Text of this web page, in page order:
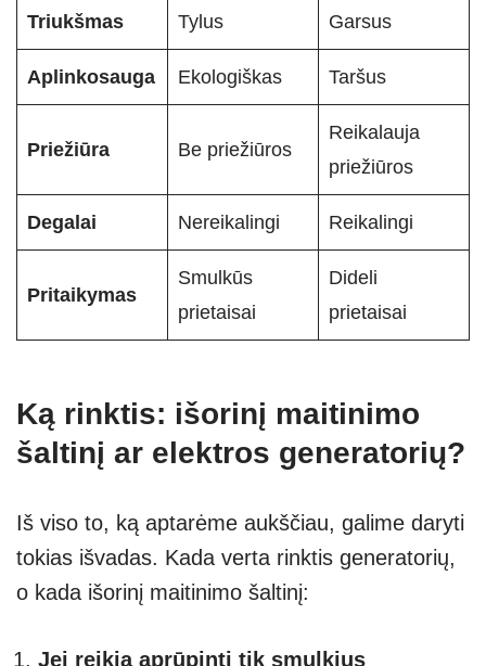
Triukšmas Tylus Garsus
Aplinkosauga Ekologiškas Taršus
Priežiūra Be priežiūros
Reikalauja
priežiūros
Degalai Nereikalingi Reikalingi
Pritaikymas
Smulkūs
prietaisai
Dideli
prietaisai
Ką rinktis: išorinį maitinimo
šaltinį ar elektros generatorių?
Iš viso to, ką aptarėme aukščiau, galime daryti
tokias išvadas. Kada verta rinktis generatorių,
o kada išorinį maitinimo šaltinį:
Jei reikia aprūpinti tik smulkius